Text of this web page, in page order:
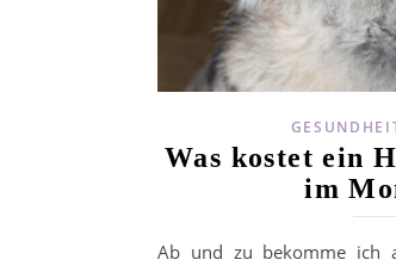
Was kostet ein
im
Ab und zu bekomme ich